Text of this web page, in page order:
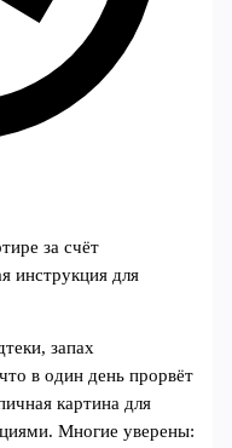
за счёт
инструкция для
запах
в один день прорвёт
картина для
Многие уверены: